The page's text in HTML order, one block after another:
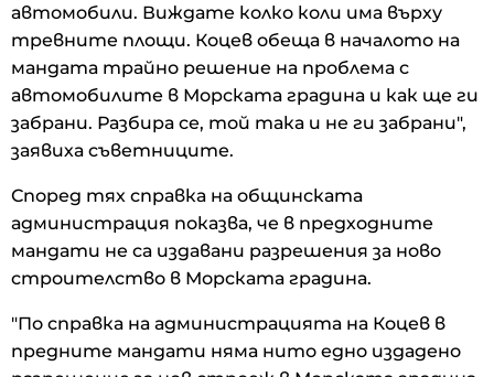
автомобили. Виждате колко коли има върху
тревните площи. Коцев обеща в началото на
мандата трайно решение на проблема с
автомобилите в Морската градина и как ще ги
забрани. Разбира се, той така и не ги забрани",
заявиха съветниците.
Според тях справка на общинската
администрация показва, че в предходните
мандати не са издавани разрешения за ново
строителство в Морската градина.
"По справка на администрацията на Коцев в
предните мандати няма нито едно издадено